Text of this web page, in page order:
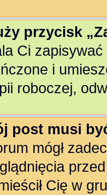
przycisk
Ci
i
roboczej,
post musi
mógł
Cię w